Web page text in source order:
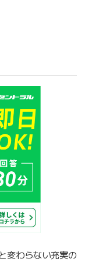
変わらない充実の